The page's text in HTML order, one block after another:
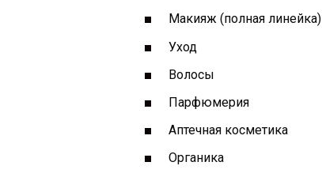
Макияж (полная линейка)
Уход
Волосы
Парфюмерия
Аптечная косметика
Органика